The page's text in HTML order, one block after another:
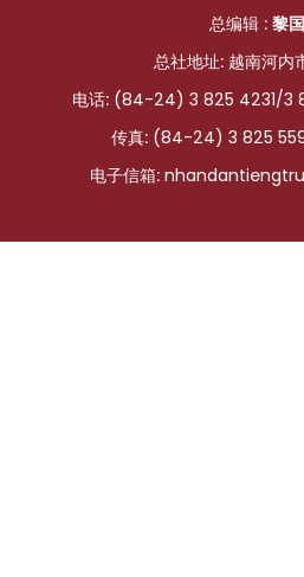
体育
国际
旅游
友谊桥梁
史海
总编辑 : 黎
总社地址: 越南河内
电话: (84-24) 3 825 4231/3
传真: (84-24) 3 825
电子信箱: